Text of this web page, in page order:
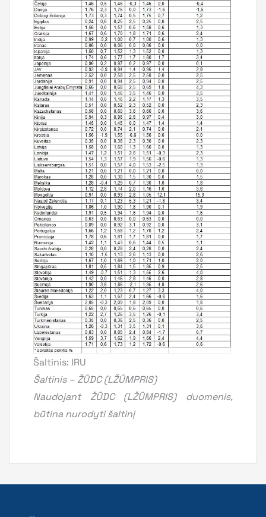
Šaltinis: IRU
Šaltinis – ŽŪDC (LŽŪMPRIS)
Naudojant ŽŪDC (LŽŪMPRIS) duomenis,
būtina nurodyti šaltinį